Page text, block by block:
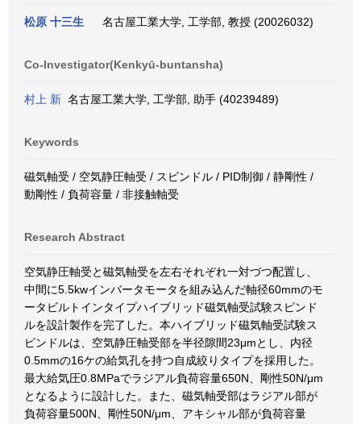
松原 十三生 名古屋工業大学, 工学部, 教授 (20026032)
Co-Investigator(Kenkyū-buntansha)
村上 新 名古屋工業大学, 工学部, 助手 (40239489)
Keywords
磁気軸受 / 空気静圧軸受 / スピンドル / PID制御 / 静剛性 /
動剛性 / 負荷容量 / 非接触軸受
Research Abstract
空気静圧軸受と磁気軸受を左右それぞれ一対づつ配置し、
中間に5.5kwインバータモータを組み込んだ軸径60mmのモ
ータビルトインタイプハイブリッド磁気軸受試験スピンド
ルを設計製作を完了した。本ハイブリッド磁気軸受試験ス
ピンドルは、空気静圧軸受部を半径隙間23μmとし、内径
0.5mmの16ケの給気孔を持つ自成絞りタイプを採用した。
最大給気圧0.8MPaでラジアル負荷容量650N、剛性50N/μm
となるように設計した。また、磁気軸受部はラジアル部が
負荷容量500N、剛性50N/μm、アキシャル部が負荷容量